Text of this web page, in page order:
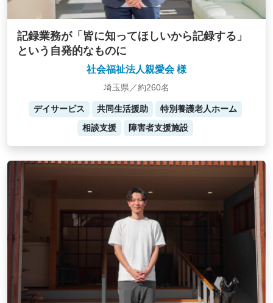
記録業務が「皆に知ってほしいから記録する」
という自発的なものに
社会福祉法人親愛会 様
埼玉県／約260名
デイサービス 共同生活援助
特別養護老人ホーム
相談支援
障害者支援施設